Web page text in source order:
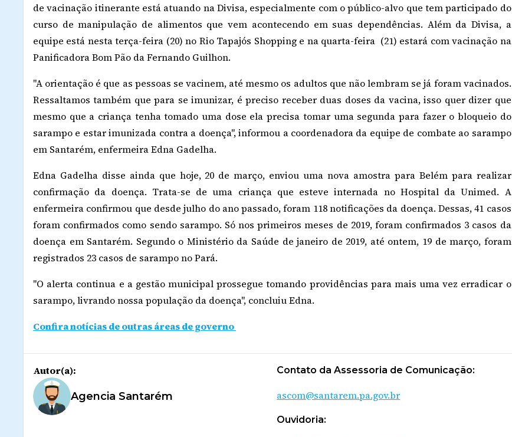
de vacinação itinerante está atuando na Divisa, especialmente com o público-alvo que tem participado do
curso de manipulação de alimentos que vem acontecendo em suas dependências. Além da Divisa, a
equipe está nesta terça-feira (20) no Rio Tapajós Shopping e na quarta-feira (21) estará com vacinação na
Panificadora Bom Pão da Fernando Guilhon.
"A orientação é que as pessoas se vacinem, até mesmo os adultos que não lembram se já foram vacinados.
Ressaltamos também que para se imunizar, é preciso receber duas doses da vacina, isso quer dizer que
mesmo que a criança tenha tomado uma dose ela precisa tomar uma segunda para fazer o bloqueio do
sarampo e estar imunizada contra a doença", informou a coordenadora da equipe de combate ao sarampo
em Santarém, enfermeira Edna Gadelha.
Edna Gadelha disse ainda que hoje, 20 de março, enviou uma nova amostra para Belém para realizar
confirmação da doença. Trata-se de uma criança que esteve internada no Hospital da Unimed. A
enfermeira confirmou que desde julho do ano passado, foram 118 notificações da doença. Dessas, 41 casos
foram confirmados como sendo sarampo. Só nos primeiros meses de 2019, foram confirmados 3 casos da
doença em Santarém. Segundo o Ministério da Saúde de janeiro de 2019, até ontem, 19 de março, foram
registrados 23 casos de sarampo no Pará.
"O alerta continua e a gestão municipal prossegue tomando providências para mais uma vez erradicar o
sarampo, livrando nossa população da doença", concluiu Edna.
Confira notícias de outras áreas de governo
Autor(a):
Agencia Santarém
Contato da Assessoria de Comunicação:
ascom@santarem.pa.gov.br
Ouvidoria: